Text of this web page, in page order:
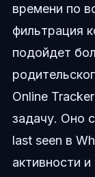
времени по
фильтрация
подойдет
Online
задачу. Оно
last seen в
активности